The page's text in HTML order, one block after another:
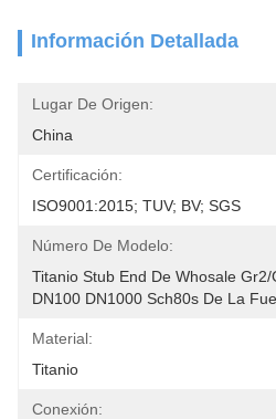
Información Detallada
Lugar De Origen:
China
Certificación:
ISO9001:2015; TUV; BV; SGS
Número De Modelo:
Titanio Stub End De Whosale
DN100 DN1000 Sch80s De La
Material:
Titanio
Conexión: